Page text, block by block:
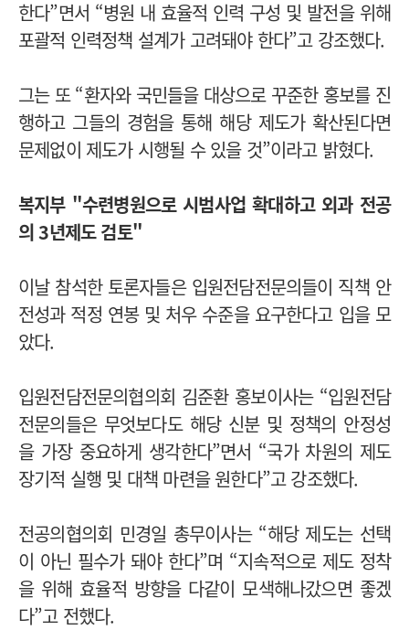
한다”면서 “병원 내 효율적 인력 구성 및 발전을 위해
포괄적 인력정책 설계가 고려돼야 한다”고 강조했다.
그는 또 “환자와 국민들을 대상으로 꾸준한 홍보를 진
행하고 그들의 경험을 통해 해당 제도가 확산된다면
문제없이 제도가 시행될 수 있을 것”이라고 밝혔다.
복지부 "수련병원으로 시범사업 확대하고 외과 전공
의 3년제도 검토"
이날 참석한 토론자들은 입원전담전문의들이 직책 안
전성과 적정 연봉 및 처우 수준을 요구한다고 입을 모
았다.
입원전담전문의협의회 김준환 홍보이사는 “입원전담
전문의들은 무엇보다도 해당 신분 및 정책의 안정성
을 가장 중요하게 생각한다”면서 “국가 차원의 제도
장기적 실행 및 대책 마련을 원한다”고 강조했다.
전공의협의회 민경일 총무이사는 “해당 제도는 선택
이 아닌 필수가 돼야 한다”며 “지속적으로 제도 정착
을 위해 효율적 방향을 다같이 모색해나갔으면 좋겠
다”고 전했다.